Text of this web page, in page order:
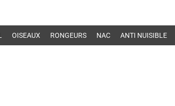
OISEAUX RONGEURS NAC ANTI NUISIBLE